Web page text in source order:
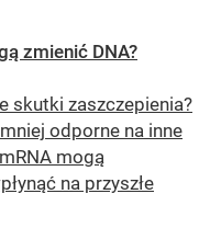
zmienić DNA?
skutki zaszczepienia?
odporne na inne
mogą
na przyszłe